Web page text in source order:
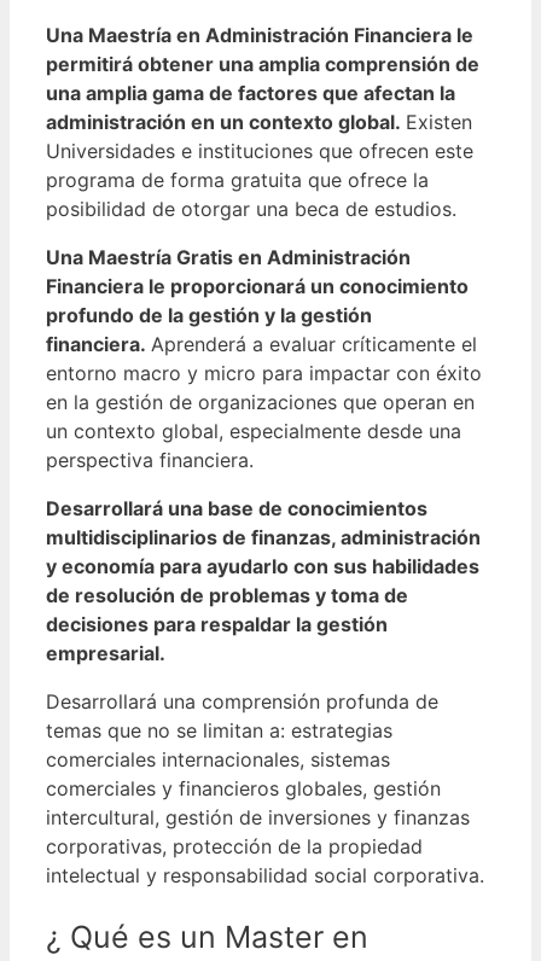
Una Maestría en Administración Financiera le
permitirá obtener una amplia comprensión de
una amplia gama de factores que afectan la
administración en un contexto global. Existen
Universidades e instituciones que ofrecen este
programa de forma gratuita que ofrece la
posibilidad de otorgar una beca de estudios.
Una Maestría Gratis en Administración
Financiera le proporcionará un conocimiento
profundo de la gestión y la gestión
financiera. Aprenderá a evaluar críticamente el
entorno macro y micro para impactar con éxito
en la gestión de organizaciones que operan en
un contexto global, especialmente desde una
perspectiva financiera.
Desarrollará una base de conocimientos
multidisciplinarios de finanzas, administración
y economía para ayudarlo con sus habilidades
de resolución de problemas y toma de
decisiones para respaldar la gestión
empresarial.
Desarrollará una comprensión profunda de
temas que no se limitan a: estrategias
comerciales internacionales, sistemas
comerciales y financieros globales, gestión
intercultural, gestión de inversiones y finanzas
corporativas, protección de la propiedad
intelectual y responsabilidad social corporativa.
¿ Qué es un Master en